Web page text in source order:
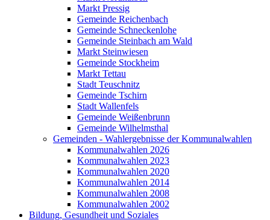
Markt Pressig
Gemeinde Reichenbach
Gemeinde Schneckenlohe
Gemeinde Steinbach am Wald
Markt Steinwiesen
Gemeinde Stockheim
Markt Tettau
Stadt Teuschnitz
Gemeinde Tschirn
Stadt Wallenfels
Gemeinde Weißenbrunn
Gemeinde Wilhelmsthal
Gemeinden - Wahlergebnisse der Kommunalwahlen
Kommunalwahlen 2026
Kommunalwahlen 2023
Kommunalwahlen 2020
Kommunalwahlen 2014
Kommunalwahlen 2008
Kommunalwahlen 2002
Bildung, Gesundheit und Soziales